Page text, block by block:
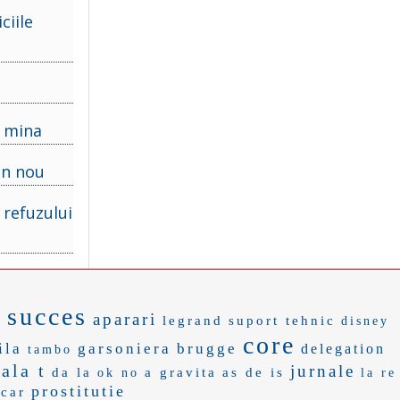
nou
refuzului
succes aparari legrand suport tehnic disney
tambo garsoniera brugge core delegation
t da la ok no a gravita as de is jurnale la re
prostitutie